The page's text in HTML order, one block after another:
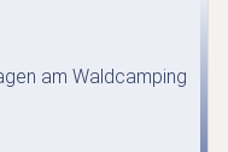
am Waldcamping